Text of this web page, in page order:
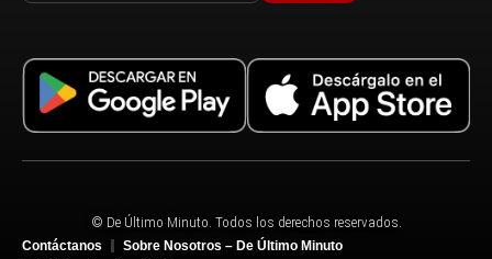
© De Último Minuto. Todos los derechos reservados.
Contáctanos
Sobre Nosotros – De Último Minuto